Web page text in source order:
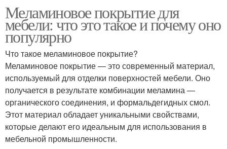
Меламиновое покрытие для
мебели: что это такое и почему оно
популярно
Что такое меламиновое покрытие?
Меламиновое покрытие — это современный материал,
используемый для отделки поверхностей мебели. Оно
получается в результате комбинации меламина —
органического соединения, и формальдегидных смол.
Этот материал обладает уникальными свойствами,
которые делают его идеальным для использования в
мебельной промышленности.